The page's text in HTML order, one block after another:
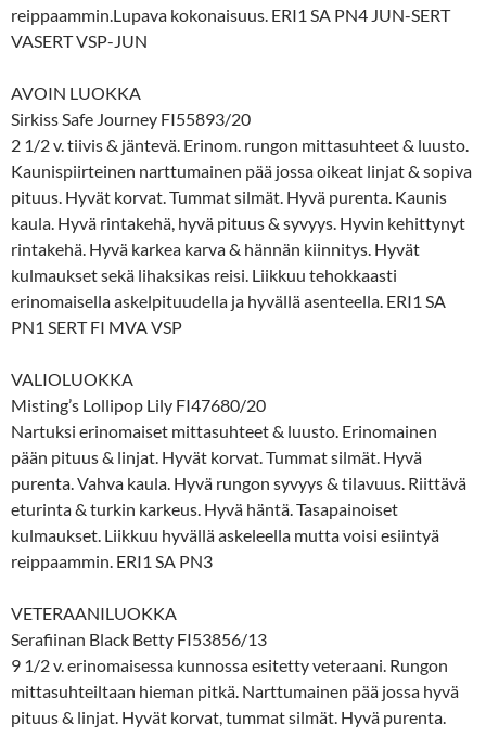
reippaammin.Lupava kokonaisuus. ERI1 SA PN4 JUN-SERT
VASERT VSP-JUN
AVOIN LUOKKA
Sirkiss Safe Journey FI55893/20
2 1/2 v. tiivis & jäntevä. Erinom. rungon mittasuhteet & luusto.
Kaunispiirteinen narttumainen pää jossa oikeat linjat & sopiva
pituus. Hyvät korvat. Tummat silmät. Hyvä purenta. Kaunis
kaula. Hyvä rintakehä, hyvä pituus & syvyys. Hyvin kehittynyt
rintakehä. Hyvä karkea karva & hännän kiinnitys. Hyvät
kulmaukset sekä lihaksikas reisi. Liikkuu tehokkaasti
erinomaisella askelpituudella ja hyvällä asenteella. ERI1 SA
PN1 SERT FI MVA VSP
VALIOLUOKKA
Misting’s Lollipop Lily FI47680/20
Nartuksi erinomaiset mittasuhteet & luusto. Erinomainen
pään pituus & linjat. Hyvät korvat. Tummat silmät. Hyvä
purenta. Vahva kaula. Hyvä rungon syvyys & tilavuus. Riittävä
eturinta & turkin karkeus. Hyvä häntä. Tasapainoiset
kulmaukset. Liikkuu hyvällä askeleella mutta voisi esiintyä
reippaammin. ERI1 SA PN3
VETERAANILUOKKA
Serafiinan Black Betty FI53856/13
9 1/2 v. erinomaisessa kunnossa esitetty veteraani. Rungon
mittasuhteiltaan hieman pitkä. Narttumainen pää jossa hyvä
pituus & linjat. Hyvät korvat, tummat silmät. Hyvä purenta.